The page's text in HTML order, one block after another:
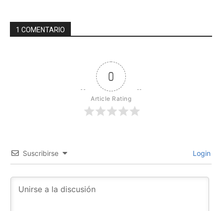
1 COMENTARIO
0
Article Rating
Suscribirse Login